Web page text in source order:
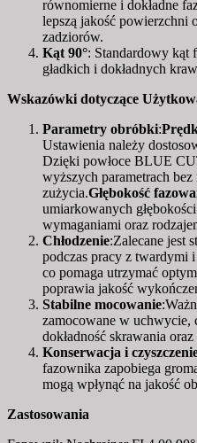
równomierne i dokładne
lepszą jakość powierzchni
zadziorów.
Kąt 90°: Standardowy kąt
gładkich i dokładnych
Wskazówki dotyczące
Parametry obróbki:
Ustawienia należy
Dzięki powłoce BLUE
wyższych parametrach
zużycia.Głębokość
umiarkowanych
wymaganiami oraz
Chłodzenie:Zalecane jest
podczas pracy z twardymi
co pomaga utrzymać
poprawia jakość
Stabilne mocowanie
zamocowane w uchwycie,
dokładność skrawania
Konserwacja i
fazownika zapobiega
mogą wpłynąć na jakość
Zastosowania